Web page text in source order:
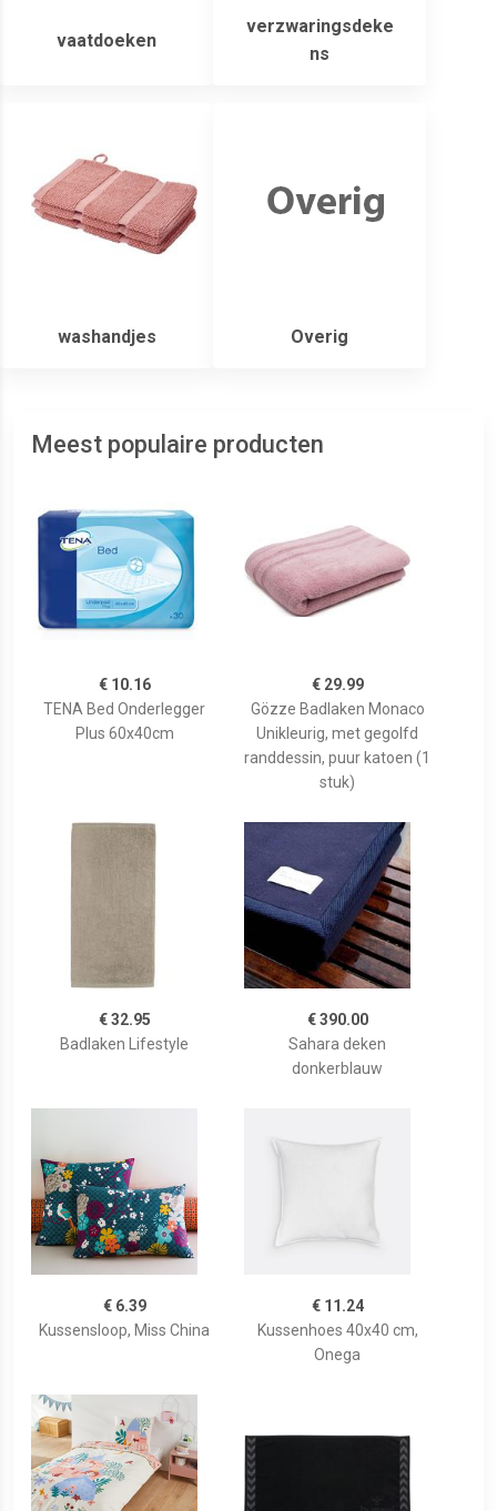
vaatdoeken
verzwaringsdeke
ns
washandjes Overig
Meest populaire producten
€ 10.16
TENA Bed Onderlegger
Plus 60x40cm
€ 29.99
Gözze Badlaken Monaco
Unikleurig, met gegolfd
randdessin, puur katoen (1
stuk)
€ 32.95
Badlaken Lifestyle
€ 390.00
Sahara deken
donkerblauw
€ 6.39
Kussensloop, Miss China
€ 11.24
Kussenhoes 40x40 cm,
Onega